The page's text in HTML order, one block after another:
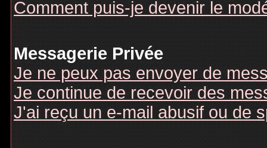
Comment puis-je devenir le
Messagerie Privée
Je ne peux pas envoyer de
Je continue de recevoir des
J'ai reçu un e-mail abusif ou de